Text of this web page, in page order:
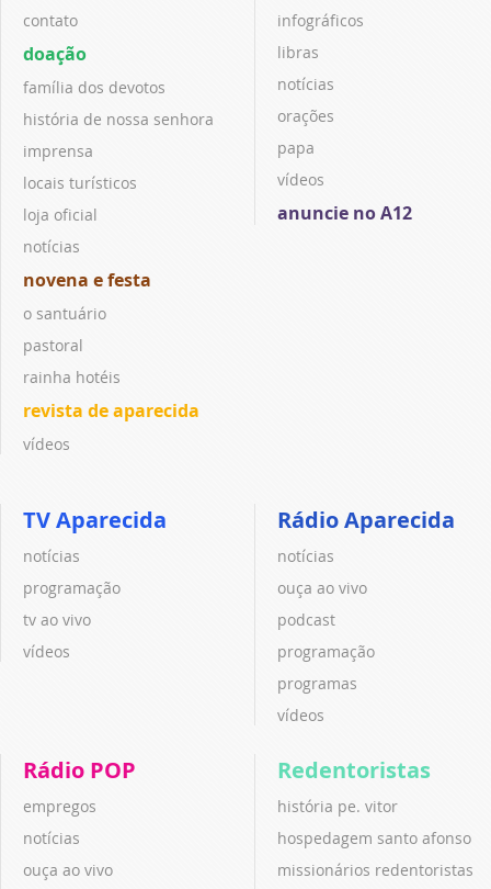
contato
doação
família dos devotos
história de nossa senhora
imprensa
locais turísticos
loja oficial
notícias
novena e festa
o santuário
pastoral
rainha hotéis
revista de aparecida
vídeos
infográficos
libras
notícias
orações
papa
vídeos
anuncie no A12
TV Aparecida
notícias
programação
tv ao vivo
vídeos
Rádio Aparecida
notícias
ouça ao vivo
podcast
programação
programas
vídeos
Rádio POP
empregos
notícias
ouça ao vivo
Redentoristas
história pe. vitor
hospedagem santo afonso
missionários redentoristas